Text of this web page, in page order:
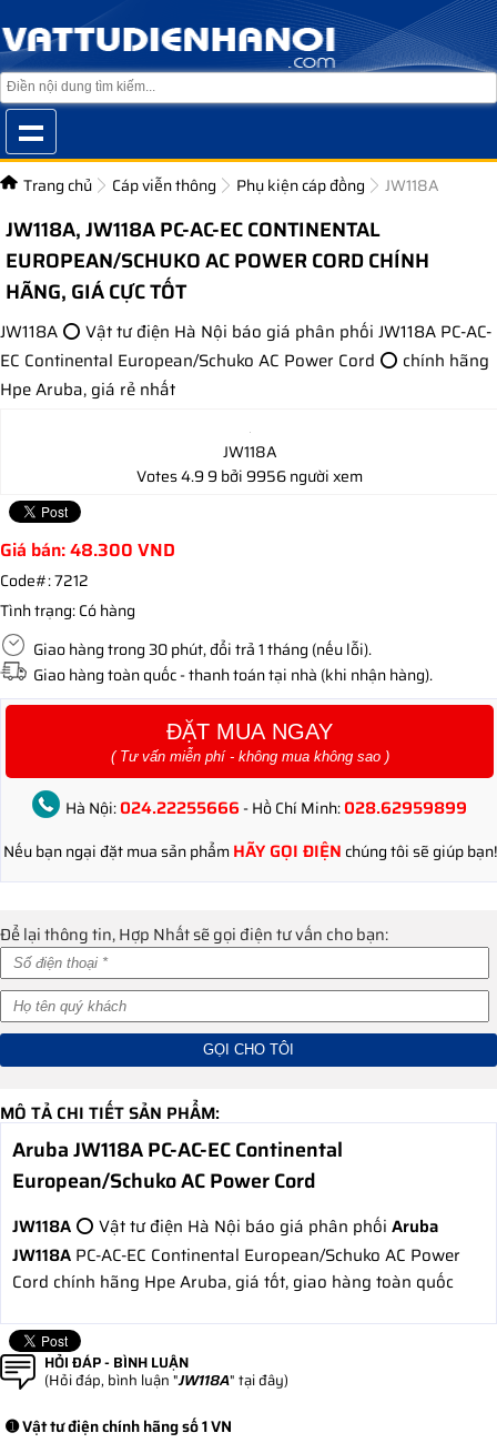
Trang chủ Cáp viễn thông Phụ kiện cáp đồng JW118A
JW118A, JW118A PC-AC-EC CONTINENTAL
EUROPEAN/SCHUKO AC POWER CORD CHÍNH
HÃNG, GIÁ CỰC TỐT
JW118A ⭕ Vật tư điện Hà Nội báo giá phân phối JW118A PC-AC-
EC Continental European/Schuko AC Power Cord ⭕ chính hãng
Hpe Aruba, giá rẻ nhất
JW118A
Votes4.99bởi 9956 người xem
Giá bán:48.300 VND
Code#:7212
Tình trạng:Có hàng
Giao hàng trong 30 phút, đổi trả 1 tháng (nếu lỗi).
Giao hàng toàn quốc - thanh toán tại nhà (khi nhận hàng).
ĐẶT MUA NGAY
( Tư vấn miễn phí - không mua không sao )
Hà Nội:024.22255666 - Hồ Chí Minh:028.62959899
Nếu bạn ngại đặt mua sản phẩmHÃY GỌI ĐIỆN chúng tôi sẽ giúp bạn!
Để lại thông tin, Hợp Nhất sẽ gọi điện tư vấn cho bạn:
MÔ TẢ CHI TIẾT SẢN PHẨM:
Aruba JW118A PC-AC-EC Continental
European/Schuko AC Power Cord
JW118A ⭕ Vật tư điện Hà Nội báo giá phân phối Aruba
JW118A PC-AC-EC Continental European/Schuko AC Power
Cord chính hãng Hpe Aruba, giá tốt, giao hàng toàn quốc
HỎI ĐÁP - BÌNH LUẬN
(Hỏi đáp, bình luận "JW118A" tại đây)
➊ Vật tư điện chính hãng số 1 VN